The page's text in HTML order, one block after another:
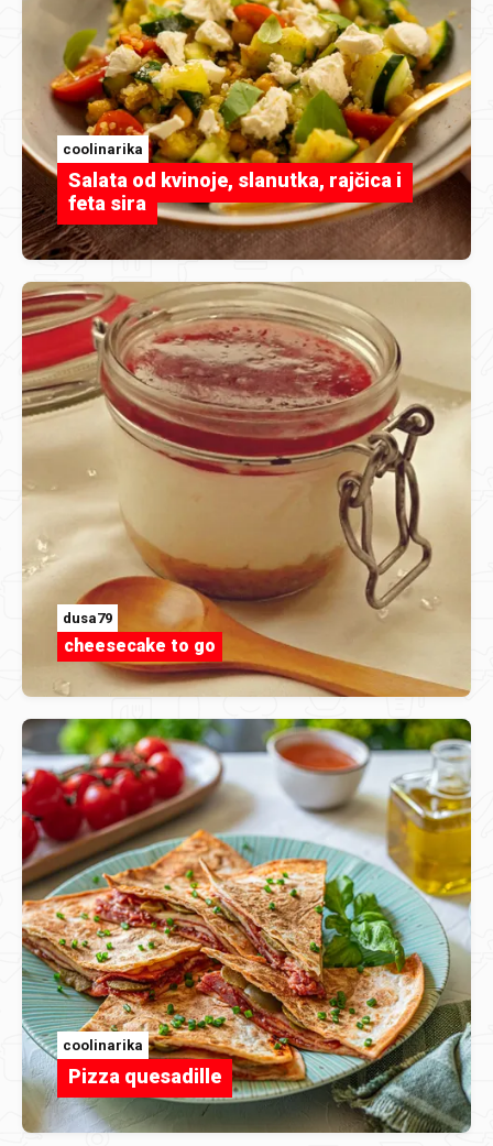
coolinarika
Salata od kvinoje, slanutka, rajčica i
feta sira
dusa79
cheesecake to go
coolinarika
Pizza quesadille